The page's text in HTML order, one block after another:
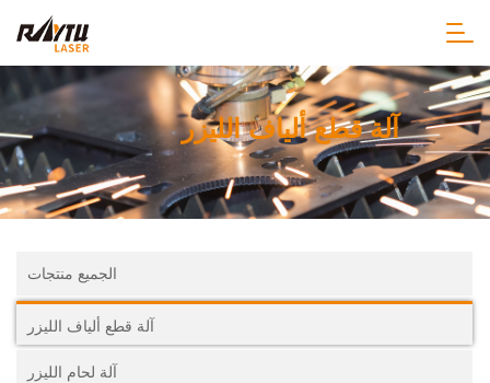
آلة قطع ألياف الليزر
الجميع منتجات
آلة قطع ألياف الليزر
آلة لحام الليزر